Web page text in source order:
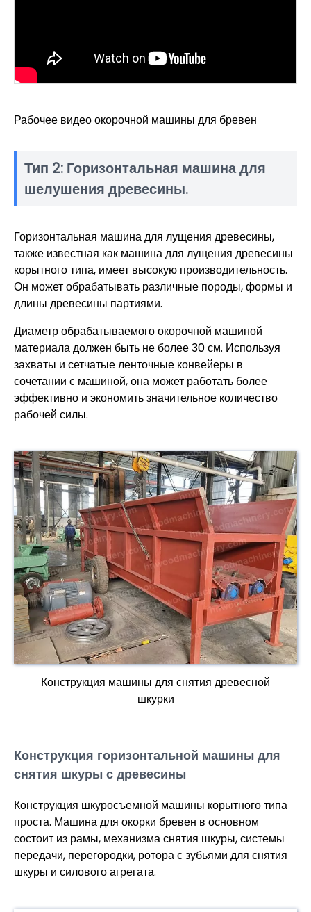
Рабочее видео окорочной машины для бревен
Тип 2: Горизонтальная машина для
шелушения древесины.
Горизонтальная машина для лущения древесины,
также известная как машина для лущения древесины
корытного типа, имеет высокую производительность.
Он может обрабатывать различные породы, формы и
длины древесины партиями.
Диаметр обрабатываемого окорочной машиной
материала должен быть не более 30 см. Используя
захваты и сетчатые ленточные конвейеры в
сочетании с машиной, она может работать более
эффективно и экономить значительное количество
рабочей силы.
Конструкция машины для снятия древесной
шкурки
Конструкция горизонтальной машины для
снятия шкуры с древесины
Конструкция шкуросъемной машины корытного типа
проста. Машина для окорки бревен в основном
состоит из рамы, механизма снятия шкуры, системы
передачи, перегородки, ротора с зубьями для снятия
шкуры и силового агрегата.